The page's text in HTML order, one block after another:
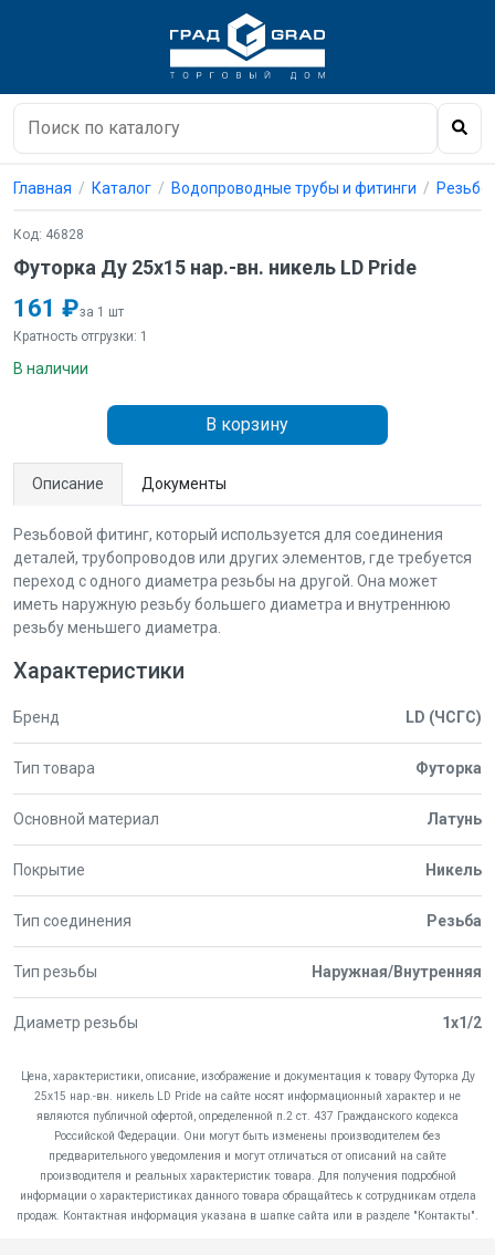
Главная Каталог Водопроводные трубы и фитинги
Код: 46828
Футорка Ду 25х15 нар.-вн. никель LD Pride
161 ₽за 1 шт
Кратность отгрузки: 1
В наличии
В корзину
Описание Документы
Резьбовой фитинг, который используется для соединения
деталей, трубопроводов или других элементов, где требуется
переход с одного диаметра резьбы на другой. Она может
иметь наружную резьбу большего диаметра и внутреннюю
резьбу меньшего диаметра.
Характеристики
Бренд LD (ЧСГС)
Тип товара Футорка
Основной материал Латунь
Покрытие Никель
Тип соединения Резьба
Тип резьбы Наружная/Внутренняя
Диаметр резьбы 1x1/2
Цена, характеристики, описание, изображение и документация к товару Футорка Ду
25х15 нар.-вн. никель LD Pride на сайте носят информационный характер и не
являются публичной офертой, определенной п.2 ст. 437 Гражданского кодекса
Российской Федерации. Они могут быть изменены производителем без
предварительного уведомления и могут отличаться от описаний на сайте
производителя и реальных характеристик товара. Для получения подробной
информации о характеристиках данного товара обращайтесь к сотрудникам отдела
продаж. Контактная информация указана в шапке сайта или в разделе "Контакты".